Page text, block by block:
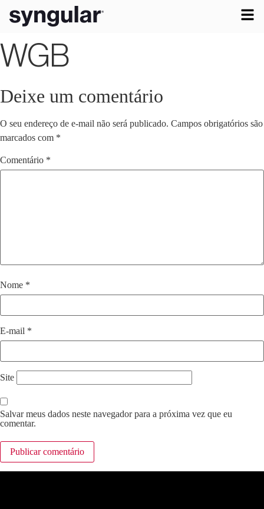
WGB
Deixe um comentário
O seu endereço de e-mail não será publicado. Campos obrigatórios são
marcados com *
Comentário *
Nome *
E-mail *
Site
Salvar meus dados neste navegador para a próxima vez que eu
comentar.